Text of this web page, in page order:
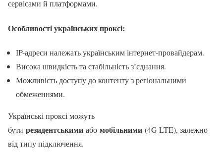
сервісами й платформами.
Особливості українських проксі:
IP-адреси належать українським інтернет-провайдерам.
Висока швидкість та стабільність з’єднання.
Можливість доступу до контенту з регіональними
обмеженнями.
Українські проксі можуть
бути резидентськими або мобільними (4G LTE), залежно
від типу підключення.